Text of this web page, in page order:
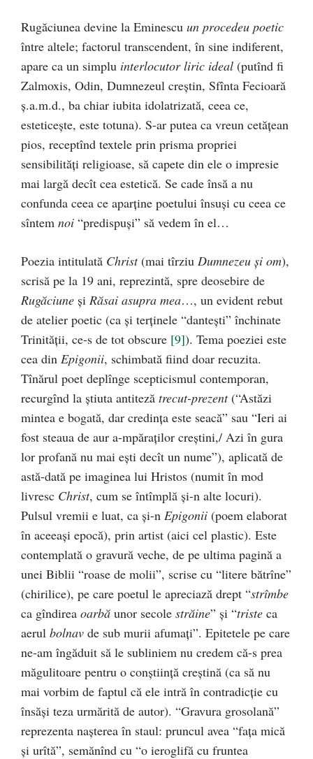
Rugăciunea devine la Eminescu un procedeu poetic
între altele; factorul transcendent, în sine indiferent,
apare ca un simplu interlocutor liric ideal (putînd fi
Zalmoxis, Odin, Dumnezeul creştin, Sfînta Fecioară
ş.a.m.d., ba chiar iubita idolatrizată, ceea ce,
esteticeşte, este totuna). S-ar putea ca vreun cetăţean
pios, receptînd textele prin prisma propriei
sensibilităţi religioase, să capete din ele o impresie
mai largă decît cea estetică. Se cade însă a nu
confunda ceea ce aparţine poetului însuşi cu ceea ce
sîntem noi “predispuşi” să vedem în el…
Poezia intitulată Christ(mai tîrziu Dumnezeu şi om),
scrisă pe la 19 ani, reprezintă, spre deosebire de
Rugăciune şi Răsai asupra mea…, un evident rebut
de atelier poetic (ca şi terţinele “danteşti” închinate
Trinităţii, ce-s de tot obscure [9]). Tema poeziei este
cea din Epigonii, schimbată fiind doar recuzita.
Tînărul poet deplînge scepticismul contemporan,
recurgînd la ştiuta antiteză trecut-prezent(“Astăzi
mintea e bogată, dar credinţa este seacă” sau “Ieri ai
fost steaua de aur a-mpăraţilor creştini,/ Azi în gura
lor profană nu mai eşti decît un nume”), aplicată de
astă-dată pe imaginea lui Hristos (numit în mod
livresc Christ, cum se întîmplă şi-n alte locuri).
Pulsul vremii e luat, ca şi-n Epigonii (poem elaborat
în aceeaşi epocă), prin artist (aici cel plastic). Este
contemplată o gravură veche, de pe ultima pagină a
unei Biblii “roase de molii”, scrise cu “litere bătrîne”
(chirilice), pe care poetul le apreciază drept “strîmbe
ca gîndirea oarbă unor secole străine” şi “triste ca
aerul bolnav de sub murii afumaţi”. Epitetele pe care
ne-am îngăduit să le subliniem nu credem că-s prea
măgulitoare pentru o conştiinţă creştină (ca să nu
mai vorbim de faptul că ele intră în contradicţie cu
însăşi teza urmărită de autor). “Gravura grosolană”
reprezenta naşterea în staul: pruncul avea “faţa mică
şi urîtă”, semănînd cu “o ieroglifă cu fruntea